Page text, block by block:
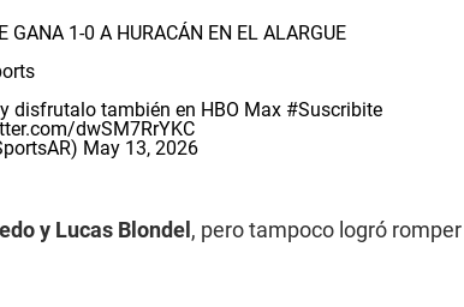
GANA 1-0 A HURACÁN EN EL ALARGUE
disfrutalo también en HBO Max #Suscribite
dwSM7RrYKC
May 13, 2026
y Lucas Blondel , pero tampoco logró romper